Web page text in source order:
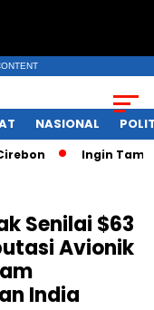
NASIONAL
Ingin Tampil
Senilai $63
Avionik
India